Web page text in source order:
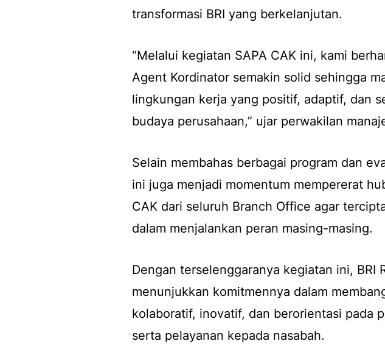
transformasi BRI yang berkelanjutan.
“Melalui kegiatan SAPA CAK ini, kami
Agent Kordinator semakin solid sehingga
lingkungan kerja yang positif, adaptif, dan
budaya perusahaan,” ujar perwakilan
Selain membahas berbagai program dan
ini juga menjadi momentum mempererat
CAK dari seluruh Branch Office agar
dalam menjalankan peran masing-masing.
Dengan terselenggaranya kegiatan ini, BRI
menunjukkan komitmennya dalam
kolaboratif, inovatif, dan berorientasi pada
serta pelayanan kepada nasabah.